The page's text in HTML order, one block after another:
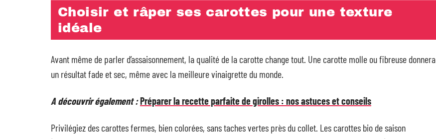
Choisir et râper ses carottes pour une texture
idéale
Avant même de parler d’assaisonnement, la qualité de la carotte change tout. Une carotte molle ou fibreuse donnera
un résultat fade et sec, même avec la meilleure vinaigrette du monde.
A découvrir également :Préparer la recette parfaite de girolles : nos astuces et conseils
Privilégiez des carottes fermes, bien colorées, sans taches vertes près du collet. Les carottes bio de saison